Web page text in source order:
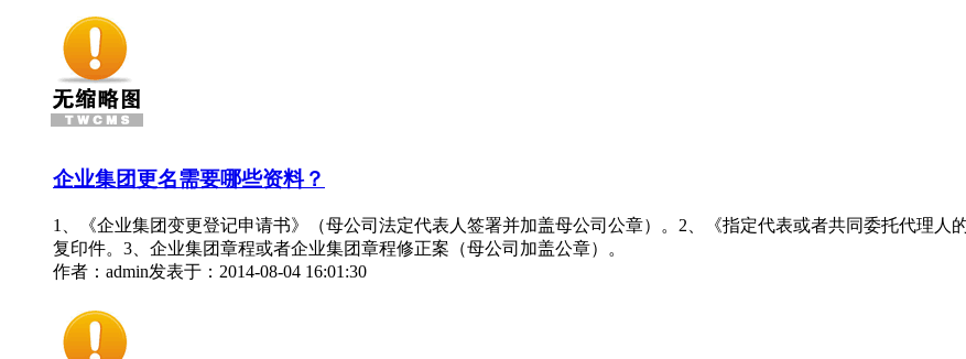
企业集团更名需要哪些资料？
1、《企业集团变更登记申请书》（母公司法定代表人签署并加盖母公司公章）。2、《指定代表或者共同委托代理
复印件。3、企业集团章程或者企业集团章程修正案（母公司加盖公章）。
作者：admin发表于：2014-08-04 16:01:30